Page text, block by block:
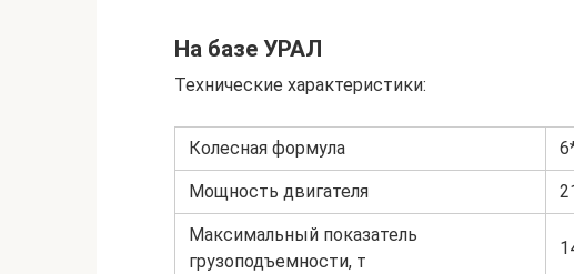
На базе УРАЛ
Технические характеристики:
Колесная формула
Мощность двигателя
Максимальный показатель
грузоподъемности, т